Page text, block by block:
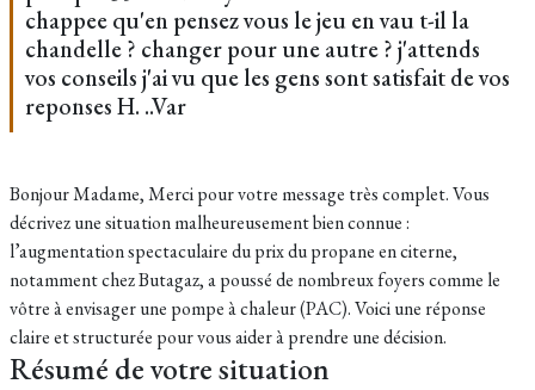
chappee qu'en pensez vous le jeu en vau t-il la
chandelle ? changer pour une autre ? j'attends
vos conseils j'ai vu que les gens sont satisfait de vos
reponses H. ..Var
Bonjour Madame, Merci pour votre message très complet. Vous
décrivez une situation malheureusement bien connue :
l’augmentation spectaculaire du prix du propane en citerne,
notamment chez Butagaz, a poussé de nombreux foyers comme le
vôtre à envisager une pompe à chaleur (PAC). Voici une réponse
claire et structurée pour vous aider à prendre une décision.
Résumé de votre situation